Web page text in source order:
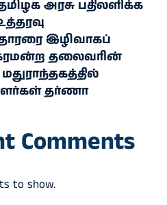
அரசு பதிலளிக்க
இழிவாகப்
தலைவரின்
தர்ணா
Comments
to show.